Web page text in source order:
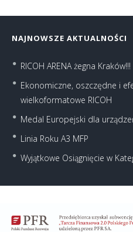
NAJNOWSZE AKTUALNOŚCI
RICOH ARENA żegna Kraków!!!
Ekonomiczne, oszczędne i
wielkoformatowe RICOH
Medal Europejski dla
Linia Roku A3 MFP
Wyjątkowe Osiągnięcie w